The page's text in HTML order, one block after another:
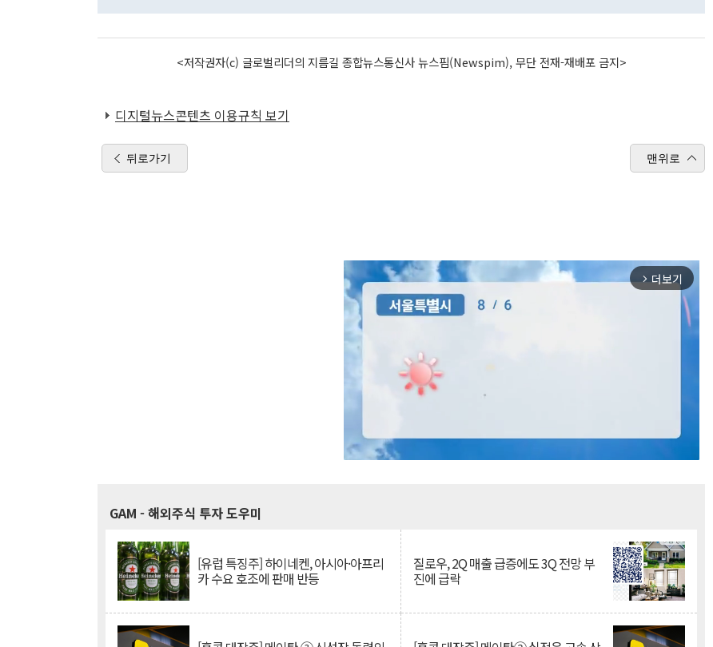
<저작권자(c) 글로벌리더의 지름길 종합뉴스통신사 뉴스핌(Newspim), 무단 전재-재배포 금지>
디지털뉴스콘텐츠 이용규칙 보기
뒤로가기 맨위로
arrow_forward_ios 더보기
GAM - 해외주식 투자 도우미
[유럽 특징주] 하이네켄, 아시아·아프리
카 수요 호조에 판매 반등
질로우, 2Q 매출 급증에도 3Q 전망 부
진에 급락